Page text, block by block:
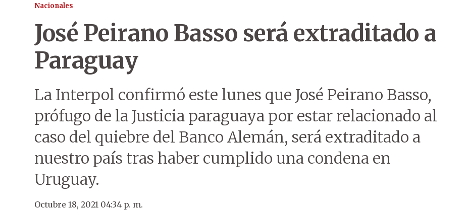
Nacionales
José Peirano Basso será extraditado a
Paraguay
La Interpol confirmó este lunes que José Peirano Basso,
prófugo de la Justicia paraguaya por estar relacionado al
caso del quiebre del Banco Alemán, será extraditado a
nuestro país tras haber cumplido una condena en
Uruguay.
Octubre 18, 2021 04:34 p. m.